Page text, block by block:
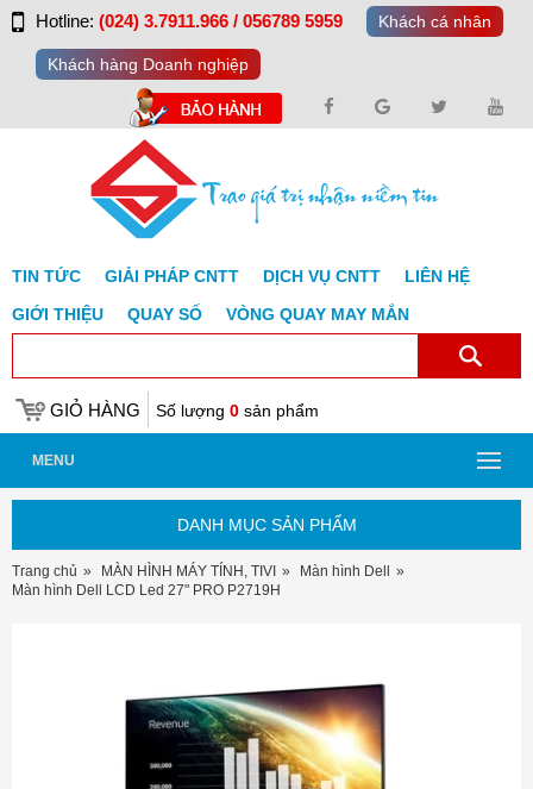
Hotline: (024) 3.7911.966 / 056789 5959 Khách cá nhân
Khách hàng Doanh nghiệp
TIN TỨC GIẢI PHÁP CNTT DỊCH VỤ CNTT
LIÊN HỆ
GIỚI THIỆU
QUAY SỐ VÒNG QUAY MAY MẮN
GIỎ HÀNG Số lượng 0 sản phẩm
MENU
DANH MỤC SẢN PHẨM
Trang chủ MÀN HÌNH MÁY TÍNH, TIVI
Màn hình Dell
Màn hình Dell LCD Led 27" PRO P2719H